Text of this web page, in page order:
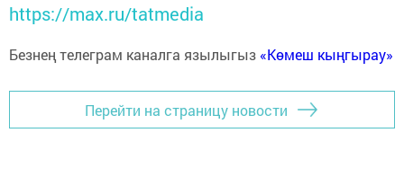
https://max.ru/tatmedia
Безнең телеграм каналга язылыгыз «Көмеш кыңгырау»
Перейти на страницу новости